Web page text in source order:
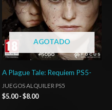
AGOTADO
A Plague Tale: Requiem PS5-
JUEGOS ALQUILER PS5
$5.00 - $8.00